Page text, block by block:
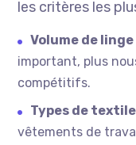
les critères les
Volume de
important, plus
compétitifs.
Types de
vêtements de